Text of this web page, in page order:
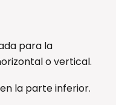
para la
o vertical.
la parte inferior.